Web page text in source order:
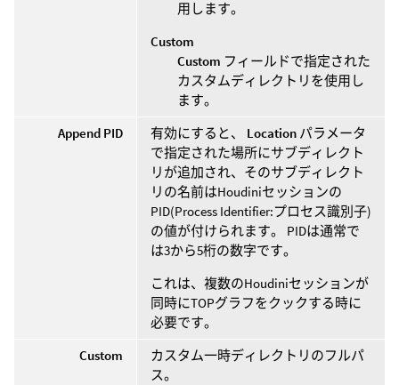
用します。
Custom
Custom フィールドで指定された
カスタムディレクトリを使用し
ます。
Append PID
有効にすると、 Location パラメータ
で指定された場所にサブディレクト
リが追加され、そのサブディレクト
リの名前はHoudiniセッションの
PID(Process Identifier:プロセス識別子)
の値が付けられます。 PIDは通常で
は3から5桁の数字です。
これは、複数のHoudiniセッションが
同時にTOPグラフをクックする時に
必要です。
Custom
カスタム一時ディレクトリのフルパ
ス。